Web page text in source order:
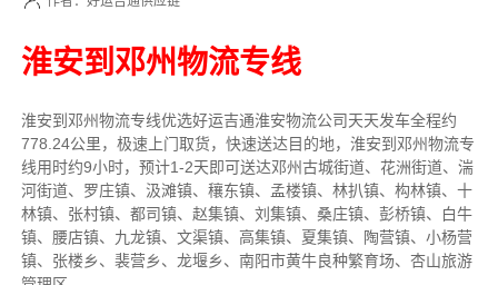
淮安到邓州物流专线
淮安到邓州物流专线优选好运吉通淮安物流公司天天发车全程约
778.24公里， 极速上门取货，快速送达目的地，淮安到邓州物流专
线用时约9小时，预计1-2天即可送达邓州古城街道、花洲街道、湍
河街道、罗庄镇、汲滩镇、穰东镇、孟楼镇、林扒镇、构林镇、十
林镇、张村镇、都司镇、赵集镇、刘集镇、桑庄镇、彭桥镇、白牛
镇、腰店镇、九龙镇、文渠镇、高集镇、夏集镇、陶营镇、小杨营
镇、张楼乡、裴营乡、龙堰乡、南阳市黄牛良种繁育场、杏山旅游